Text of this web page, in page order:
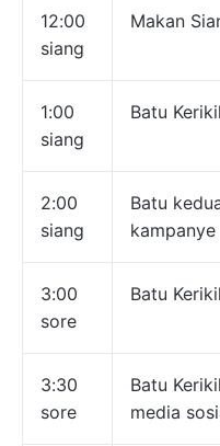
12:00
siang
Makan
1:00
siang
Batu
2:00
siang
Batu
kampanye
3:00
sore
Batu
3:30
sore
Batu
media